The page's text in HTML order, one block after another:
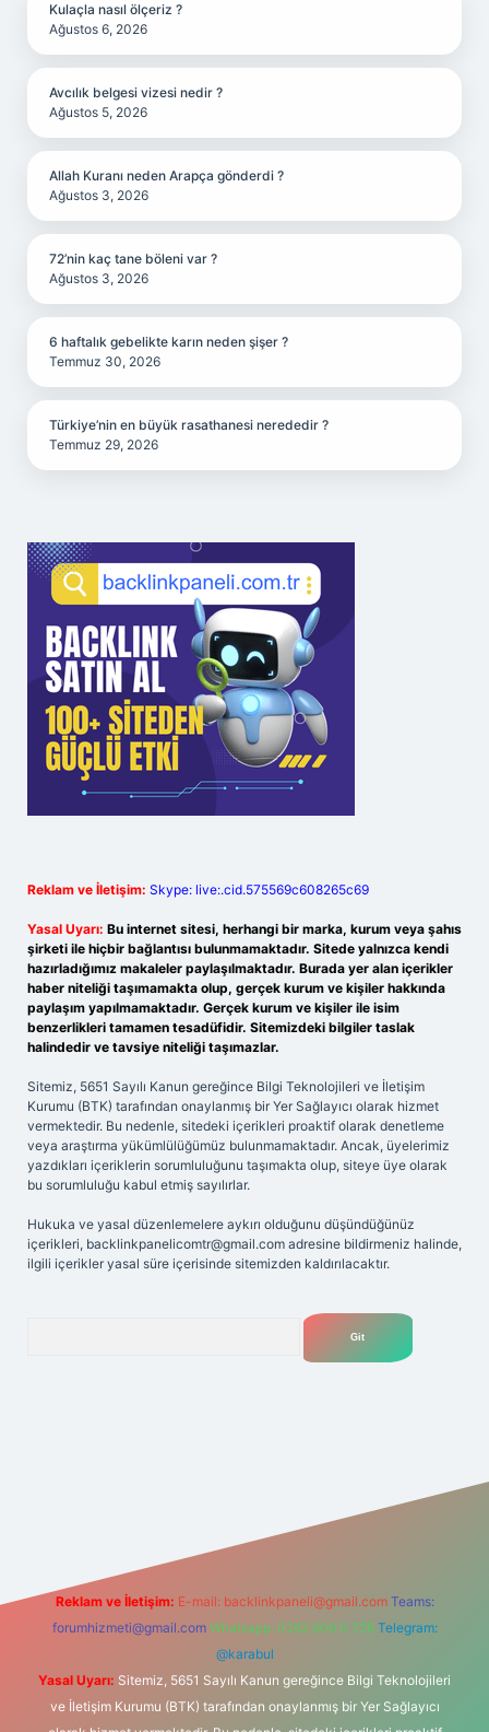
Kulaçla nasıl ölçeriz ?
Ağustos 6, 2026
Avcılık belgesi vizesi nedir ?
Ağustos 5, 2026
Allah Kuranı neden Arapça gönderdi ?
Ağustos 3, 2026
72’nin kaç tane böleni var ?
Ağustos 3, 2026
6 haftalık gebelikte karın neden şişer ?
Temmuz 30, 2026
Türkiye’nin en büyük rasathanesi nerededir ?
Temmuz 29, 2026
Reklam ve İletişim: Skype: live:.cid.575569c608265c69
Yasal Uyarı: Bu internet sitesi, herhangi bir marka, kurum veya şahıs
şirketi ile hiçbir bağlantısı bulunmamaktadır. Sitede yalnızca kendi
hazırladığımız makaleler paylaşılmaktadır. Burada yer alan içerikler
haber niteliği taşımamakta olup, gerçek kurum ve kişiler hakkında
paylaşım yapılmamaktadır. Gerçek kurum ve kişiler ile isim
benzerlikleri tamamen tesadüfidir. Sitemizdeki bilgiler taslak
halindedir ve tavsiye niteliği taşımazlar.
Sitemiz, 5651 Sayılı Kanun gereğince Bilgi Teknolojileri ve İletişim
Kurumu (BTK) tarafından onaylanmış bir Yer Sağlayıcı olarak hizmet
vermektedir. Bu nedenle, sitedeki içerikleri proaktif olarak denetleme
veya araştırma yükümlülüğümüz bulunmamaktadır. Ancak, üyelerimiz
yazdıkları içeriklerin sorumluluğunu taşımakta olup, siteye üye olarak
bu sorumluluğu kabul etmiş sayılırlar.
Hukuka ve yasal düzenlemelere aykırı olduğunu düşündüğünüz
içerikleri, backlinkpanelicomtr@gmail.com adresine bildirmeniz halinde,
ilgili içerikler yasal süre içerisinde sitemizden kaldırılacaktır.
Reklam ve İletişim: E-mail: backlinkpaneli@gmail.com Teams:
forumhizmeti@gmail.com Whatsapp: 0262 606 0 726 Telegram:
@karabul
Yasal Uyarı: Sitemiz, 5651 Sayılı Kanun gereğince Bilgi Teknolojileri
ve İletişim Kurumu (BTK) tarafından onaylanmış bir Yer Sağlayıcı